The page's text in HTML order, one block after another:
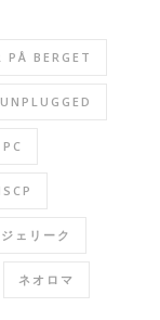
PÅ BERGET
PC
ェリーク
ネオロマ